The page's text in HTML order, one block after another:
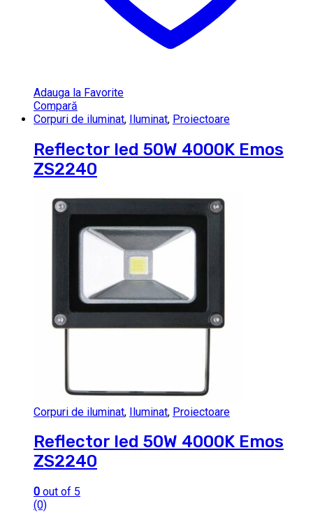
Adauga la Favorite
Compară
Corpuri de iluminat, Iluminat, Proiectoare
Reflector led 50W 4000K Emos
ZS2240
Corpuri de iluminat, Iluminat, Proiectoare
Reflector led 50W 4000K Emos
ZS2240
0 out of 5
(0)